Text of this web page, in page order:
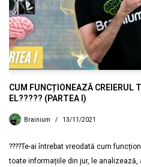
CUM FUNCȚIONEAZĂ CREIERUL
EL????? (PARTEA I)
Brainium 13/11/2021
????Te-ai întrebat vreodată cum
toate informațiile din jur, le